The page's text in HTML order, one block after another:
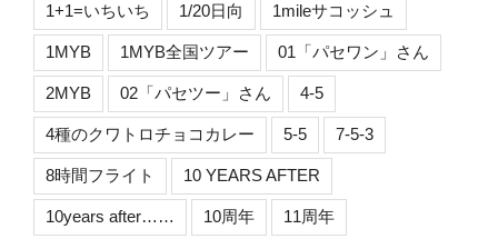
1+1=いちいち 1/20日向 1mileサコッシュ
1MYB 1MYB全国ツアー 01「パセワン」さん
2MYB 02「パセツー」さん 4-5
4種のクワトロチョコカレー 5-5 7-5-3
8時間フライト 10 YEARS AFTER
10years after…… 10周年 11周年